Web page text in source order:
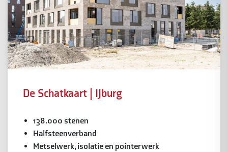
De Schatkaart | IJburg
138.000 stenen
Halfsteenverband
Metselwerk, isolatie en pointerwerk